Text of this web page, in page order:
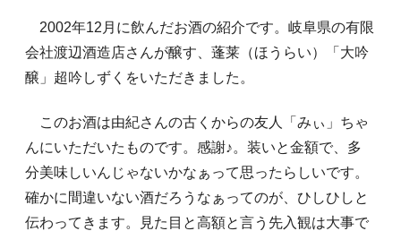
2002年12月に飲んだお酒の紹介です。岐阜県の有限
会社渡辺酒造店さんが醸す、蓬莱（ほうらい）「大吟
醸」超吟しずくをいただきました。
このお酒は由紀さんの古くからの友人「みぃ」ちゃ
んにいただいたものです。感謝♪。装いと金額で、多
分美味しいんじゃないかなぁって思ったらしいです。
確かに間違いない酒だろうなぁってのが、ひしひしと
伝わってきます。見た目と高額と言う先入観は大事で